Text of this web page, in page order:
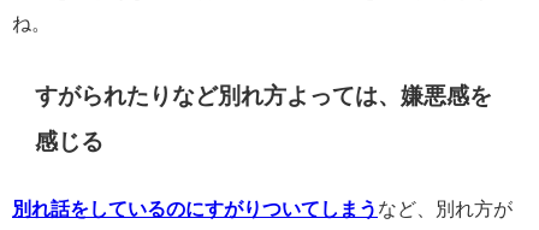
ね。
すがられたりなど別れ方よっては、嫌悪感を
感じる
別れ話をしているのにすがりついてしまう など、別れ方が